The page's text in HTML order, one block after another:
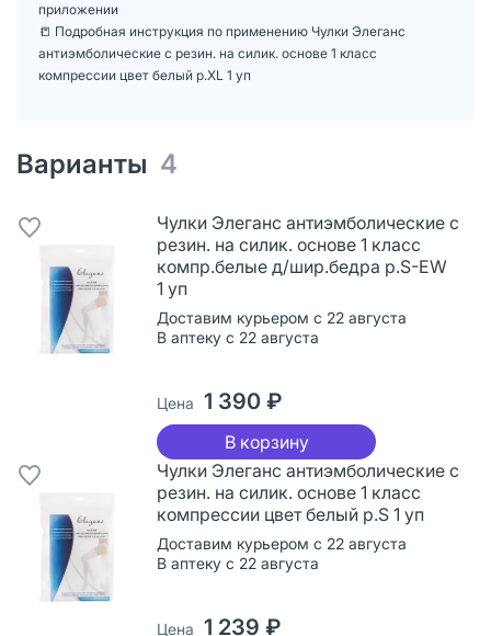
приложении
📒 Подробная инструкция по применению Чулки Элеганс
антиэмболические с резин. на силик. основе 1 класс
компрессии цвет белый р.XL 1 уп
Варианты 4
Чулки Элеганс антиэмболические с
резин. на силик. основе 1 класс
компр.белые д/шир.бедра р.S-EW
1 уп
Доставим курьером с 22 августа
В аптеку с 22 августа
Цена 1 390 ₽
В корзину
Чулки Элеганс антиэмболические с
резин. на силик. основе 1 класс
компрессии цвет белый р.S 1 уп
Доставим курьером с 22 августа
В аптеку с 22 августа
Цена 1 239 ₽